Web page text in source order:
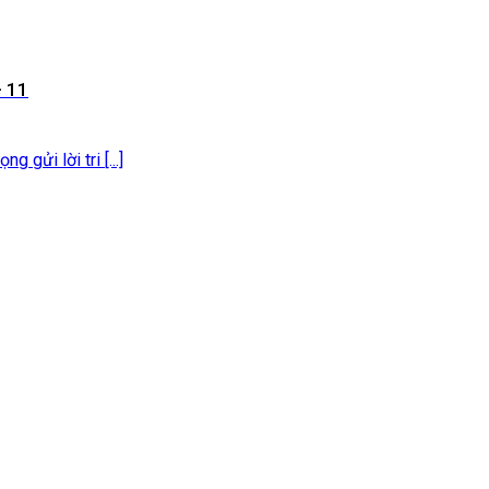
11
gửi lời tri [...]